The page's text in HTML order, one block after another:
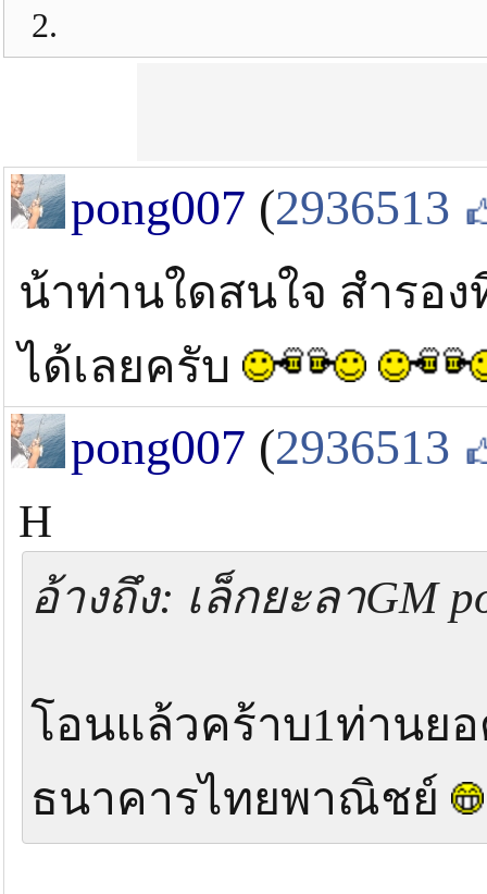
2.
pong007 (2936513
น้าท่านใดสนใจ สำรอ
ได้เลยครับ
pong007 (2936513
H
อ้างถึง: เล็กยะลาGM
โอนแล้วคร้าบ1ท่านย
ธนาคารไทยพาณิชย์